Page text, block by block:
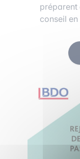
préparent
conseil